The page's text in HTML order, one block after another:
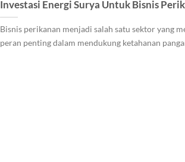
Investasi Energi Surya Untuk Bisnis
Bisnis perikanan menjadi salah satu sektor yang
peran penting dalam mendukung ketahanan